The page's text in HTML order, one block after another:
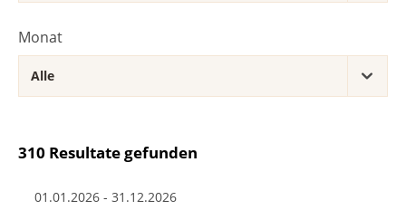
Monat
310 Resultate gefunden
01.01.2026 - 31.12.2026